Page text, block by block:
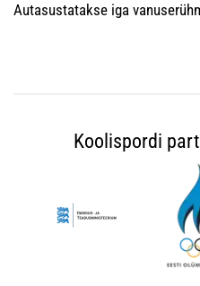
Autasustatakse iga
Koolispordi